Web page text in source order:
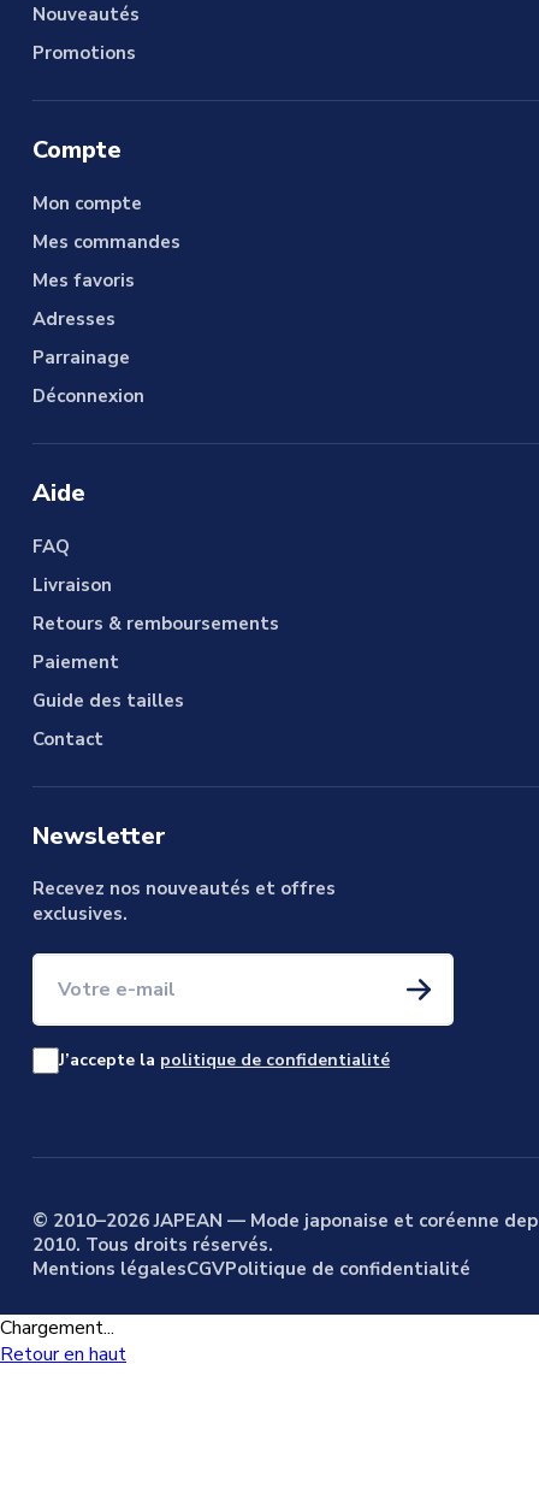
Nouveautés
Promotions
Compte
Mon compte
Mes commandes
Mes favoris
Adresses
Parrainage
Déconnexion
Aide
FAQ
Livraison
Retours & remboursements
Paiement
Guide des tailles
Contact
Newsletter
Recevez nos nouveautés et offres
exclusives.
J’accepte la politique de confidentialité
© 2010–2026 JAPEAN — Mode japonaise et coréenne
2010. Tous droits réservés.
Mentions légalesCGVPolitique de confidentialité
Chargement...
Retour en haut